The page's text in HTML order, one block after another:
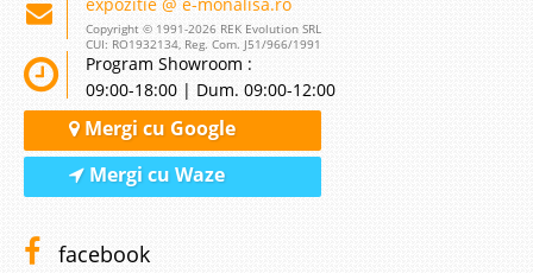
Canapea Moderna Paris
Canapele Paris fixe ori extensibile, de 2 locuri sau de 3 locuri
Canapelele Paris se bucura de un real succes la toate expozitiile nationale
Copyright © 1991-2026 REK Evolution SRL
CUI: RO1932134, Reg. Com. J51/966/1991
Program Showroom :
09:00-18:00 | Dum. 09:00-12:00
Mergi cu Google
Mergi cu Waze
facebook